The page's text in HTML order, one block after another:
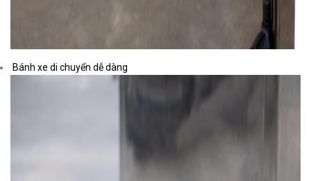
Bánh xe di chuyển dễ dàng